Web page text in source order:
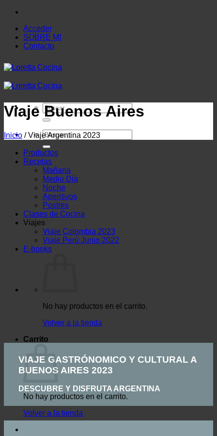
Saltar
contenidoAcceder
SOBRE MI
Contacto
Buscar
por:
Buscar
por:
Productos
Recetas
Mañana
Medio Día
Noche
Aperitivos
Postres
Clases de Cocina
Viajes
Viaje Colombia 2023
Viaje Perú Junio 2022
E-books
No hay productos en el carrito.
Volver a la tienda
Carrito
No hay productos en el carrito.
Volver a la tienda
Viaje Buenos Aires
Inicio /Viaje Argentina 2023
VIAJE GASTRÓNOMICO Y CULTURAL A
BUENOS AIRES 2023
DESCUBRE Y DISFRUTA ARGENTINA